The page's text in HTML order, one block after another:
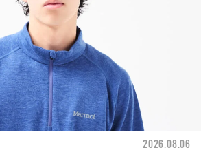
2026.08.06